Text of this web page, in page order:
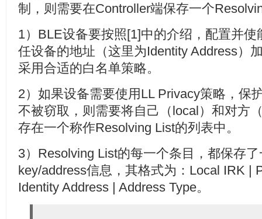
制，则需要在Controller端保存一个
1）BLE设备要按照[1]中的介绍，配置并
任设备的地址（这里为Identity Address）
采用合适的白名单策略。
2）如果设备需要使用LL Privacy策略，保
不被窃取，则需要将自己（local）和对方
存在一个称作Resolving List的列表中。
3）Resolving List的每一个条目，都保存
key/address信息，其格式为：Local IRK |
Identity Address | Address Type。